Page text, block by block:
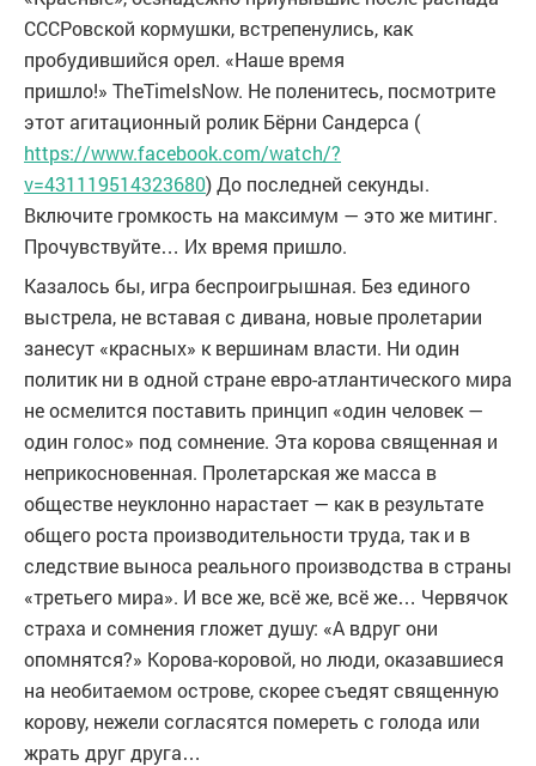
СССРовской кормушки, встрепенулись, как
пробудившийся орел. «Наше время
пришло!» TheTimeIsNow. Не поленитесь, посмотрите
этот агитационный ролик Бёрни Сандерса (
https://www.facebook.com/watch/?
v=431119514323680) До последней секунды.
Включите громкость на максимум — это же митинг.
Прочувствуйте… Их время пришло.
Казалось бы, игра беспроигрышная. Без единого
выстрела, не вставая с дивана, новые пролетарии
занесут «красных» к вершинам власти. Ни один
политик ни в одной стране евро-атлантического мира
не осмелится поставить принцип «один человек —
один голос» под сомнение. Эта корова священная и
неприкосновенная. Пролетарская же масса в
обществе неуклонно нарастает — как в результате
общего роста производительности труда, так и в
следствие выноса реального производства в страны
«третьего мира». И все же, всё же, всё же… Червячок
страха и сомнения гложет душу: «А вдруг они
опомнятся?» Корова-коровой, но люди, оказавшиеся
на необитаемом острове, скорее съедят священную
корову, нежели согласятся помереть с голода или
жрать друг друга…